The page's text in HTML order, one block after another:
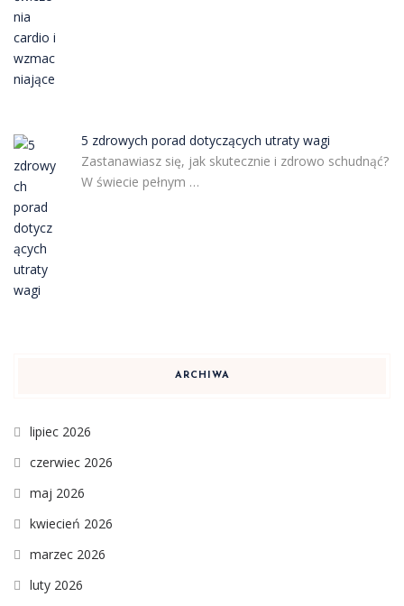
5 zdrowych porad dotyczących utraty wagi
Zastanawiasz się, jak skutecznie i zdrowo schudnąć?
W świecie pełnym …
ARCHIWA
lipiec 2026
czerwiec 2026
maj 2026
kwiecień 2026
marzec 2026
luty 2026